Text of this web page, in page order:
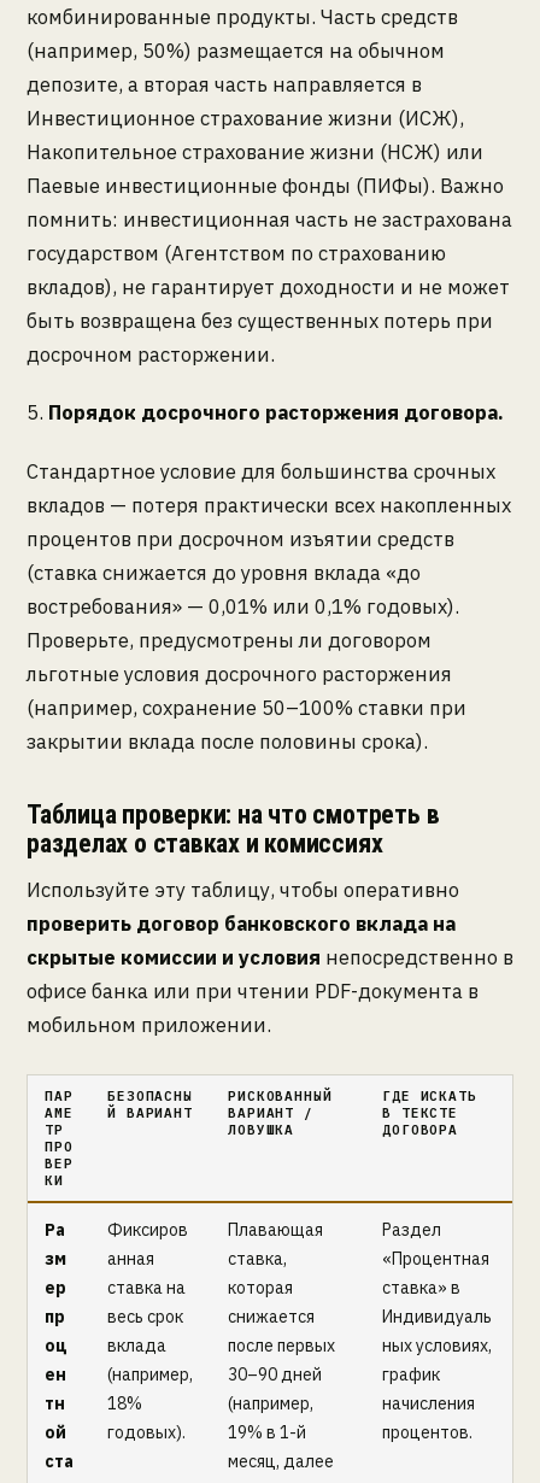
комбинированные продукты. Часть средств
(например, 50%) размещается на обычном
депозите, а вторая часть направляется в
Инвестиционное страхование жизни (ИСЖ),
Накопительное страхование жизни (НСЖ) или
Паевые инвестиционные фонды (ПИФы). Важно
помнить: инвестиционная часть не застрахована
государством (Агентством по страхованию
вкладов), не гарантирует доходности и не может
быть возвращена без существенных потерь при
досрочном расторжении.
5. Порядок досрочного расторжения договора.
Стандартное условие для большинства срочных
вкладов — потеря практически всех накопленных
процентов при досрочном изъятии средств
(ставка снижается до уровня вклада «до
востребования» — 0,01% или 0,1% годовых).
Проверьте, предусмотрены ли договором
льготные условия досрочного расторжения
(например, сохранение 50–100% ставки при
закрытии вклада после половины срока).
Таблица проверки: на что смотреть в
разделах о ставках и комиссиях
Используйте эту таблицу, чтобы оперативно
проверить договор банковского вклада на
скрытые комиссии и условия непосредственно в
офисе банка или при чтении PDF-документа в
мобильном приложении.
ПАР
АМЕ
ТР
ПРО
ВЕР
КИ
БЕЗОПАСНЫ
Й ВАРИАНТ
РИСКОВАННЫЙ
ВАРИАНТ /
ЛОВУШКА
ГДЕ ИСКАТЬ
В ТЕКСТЕ
ДОГОВОРА
Ра
зм
ер
пр
оц
ен
тн
ой
ста
Фиксиров
анная
ставка на
весь срок
вклада
(например,
18%
годовых).
Плавающая
ставка,
которая
снижается
после первых
30–90 дней
(например,
19% в 1-й
месяц, далее
Раздел
«Процентная
ставка» в
Индивидуаль
ных условиях,
график
начисления
процентов.